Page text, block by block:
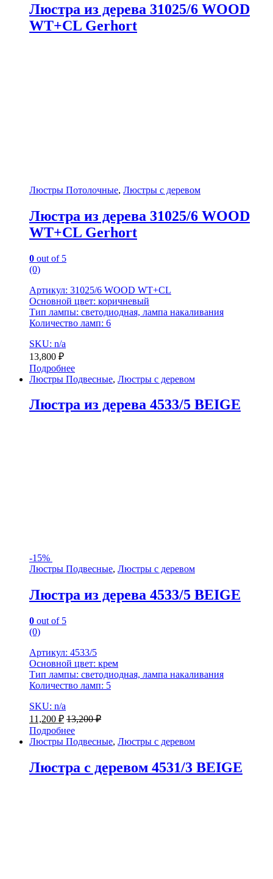
Люстра из дерева 31025/6 WOOD
WT+CL Gerhort
Люстры Потолочные, Люстры с деревом
Люстра из дерева 31025/6 WOOD
WT+CL Gerhort
0 out of 5
(0)
Артикул: 31025/6 WOOD WT+CL
Основной цвет: коричневый
Тип лампы: светодиодная, лампа накаливания
Количество ламп: 6
SKU: n/a
13,800 ₽
Подробнее
Люстры Подвесные, Люстры с деревом
Люстра из дерева 4533/5 BEIGE
-15%
Люстры Подвесные, Люстры с деревом
Люстра из дерева 4533/5 BEIGE
0 out of 5
(0)
Артикул: 4533/5
Основной цвет: крем
Тип лампы: светодиодная, лампа накаливания
Количество ламп: 5
SKU: n/a
11,200 ₽ 13,200₽
Подробнее
Люстры Подвесные, Люстры с деревом
Люстра с деревом 4531/3 BEIGE